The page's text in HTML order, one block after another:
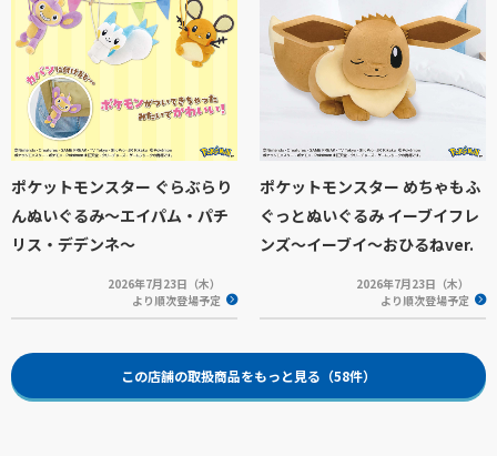
ポケットモンスター ぐらぶらり
んぬいぐるみ～エイパム・パチ
リス・デデンネ～
2026年7月23日（木）
より順次登場予定
ポケットモンスター めちゃもふ
ぐっとぬいぐるみ イーブイフレ
ンズ～イーブイ～おひるねver.
2026年7月23日（木）
より順次登場予定
この店舗の取扱商品をもっと見る（58件）